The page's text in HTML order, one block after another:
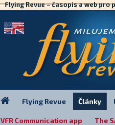
Flying Revue – časopis a web pro
Flying Revue Články
VFR Communication app The